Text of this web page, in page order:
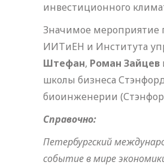
инвестиционного
Значимое мероприятие
ИИТиЕН и Института
Штефан, Роман Зайцев
школы бизнеса
биоинженерии
Справочно:
Петербургский
событие в мире